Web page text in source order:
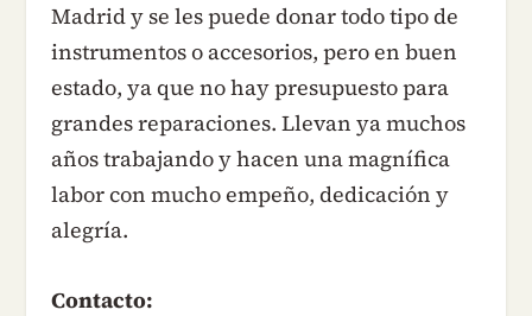
Madrid y se les puede donar todo tipo de
instrumentos o accesorios, pero en buen
estado, ya que no hay presupuesto para
grandes reparaciones. Llevan ya muchos
años trabajando y hacen una magnífica
labor con mucho empeño, dedicación y
alegría.
Contacto: